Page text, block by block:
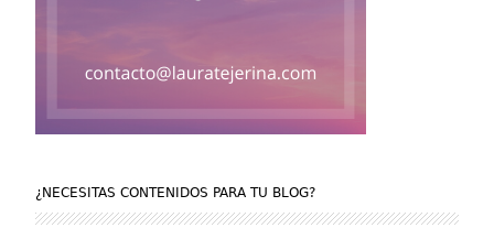
¿NECESITAS CONTENIDOS PARA TU BLOG?